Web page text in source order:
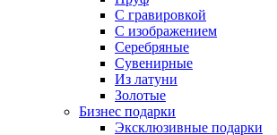
С гравировкой
С изображением
Серебряные
Сувенирные
Из латуни
Золотые
Бизнес подарки
Эксклюзивные подарки